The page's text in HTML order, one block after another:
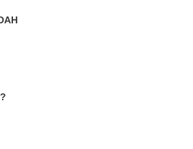
Oh, it's a men's world ?